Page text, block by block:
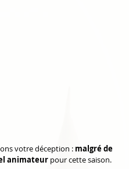
votre déception : malgré de
animateur pour cette saison.